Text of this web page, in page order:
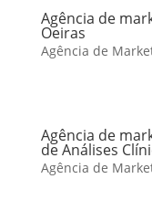
Agência de
Oeiras
Agência de
Agência de
de Análises
Agência de